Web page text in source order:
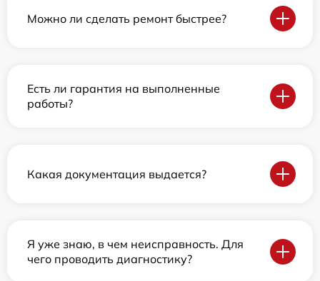
Можно ли сделать ремонт быстрее?
Есть ли гарантия на выполненные
работы?
Какая документация выдается?
Я уже знаю, в чем неисправность. Для
чего проводить диагностику?